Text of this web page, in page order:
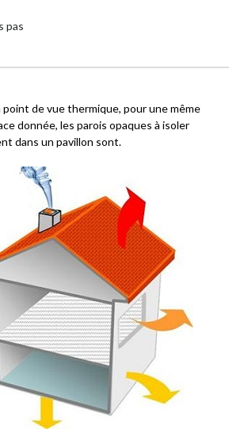
pas
point de vue thermique, pour une même
donnée, les parois opaques à isoler
dans un pavillon sont.